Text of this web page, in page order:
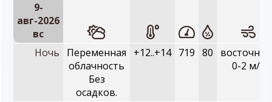
9-
авг-2026
вc
Ночь
Переменная
облачность
Без
осадков.
+12..+14 719 80
0-2 м/с